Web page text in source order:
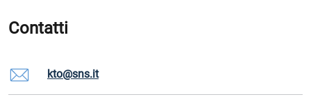
Contatti
kto@sns.it